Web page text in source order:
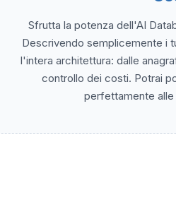
Sfrutta la potenza dell'AI
Descrivendo semplicemente i
l'intera architettura: dalle
controllo dei costi. Potrai
perfettamente